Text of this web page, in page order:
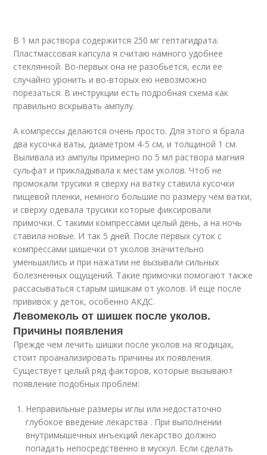
В 1 мл раствора содержится 250 мг гептагидрата.
Пластмассовая капсула я считаю намного удобнее
стеклянной. Во-первых она не разобьется, если ее
случайно уронить и во-вторых ею невозможно
порезаться. В инструкции есть подробная схема как
правильно вскрывать ампулу.
А компрессы делаются очень просто. Для этого я брала
два кусочка ваты, диаметром 4-5 см, и толщиной 1 см.
Выливала из ампулы примерно по 5 мл раствора магния
сульфат и прикладывала к местам уколов. Чтоб не
промокали трусики я сверху на ватку ставила кусочки
пищевой пленки, немного большие по размеру чем ватки,
и сверху одевала трусики которые фиксировали
примочки. С такими компрессами целый день, а на ночь
ставила новые. И так 5 дней. После первых суток с
компрессами шишечки от уколов значительно
уменьшились и при нажатии не вызывали сильных
болезненных ощущений. Такие примочки помогают также
рассасываться старым шишкам от уколов. И еще после
прививок у деток, особенно АКДС.
Левомеколь от шишек после уколов.
Причины появления
Прежде чем лечить шишки после уколов на ягодицах,
стоит проанализировать причины их появления.
Существует целый ряд факторов, которые вызывают
появление подобных проблем:
Неправильные размеры иглы или недостаточно
глубокое введение лекарства . При выполнении
внутримышечных инъекций лекарство должно
попадать непосредственно в мускул. Если сделать